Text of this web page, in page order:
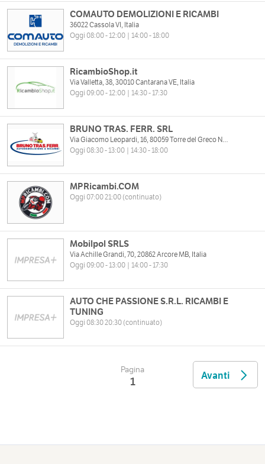
COMAUTO DEMOLIZIONI E RICAMBI
36022 Cassola VI, Italia
Oggi 08:00 - 12:00 | 14:00 - 18:00
RicambioShop.it
Via Valletta, 38, 30010 Cantarana VE, Italia
Oggi 09:00 - 12:00 | 14:30 - 17:30
BRUNO TRAS. FERR. SRL
Via Giacomo Leopardi, 16, 80059 Torre del Greco NA, Italia
Oggi 08:30 - 13:00 | 14:30 - 18:00
MPRicambi.COM
Oggi 07:00 21:00 (continuato)
Mobilpol SRLS
Via Achille Grandi, 70, 20862 Arcore MB, Italia
Oggi 09:00 - 13:00 | 14:00 - 17:30
AUTO CHE PASSIONE S.R.L. RICAMBI E
TUNING
Oggi 08:30 20:30 (continuato)
Pagina
1 Avanti